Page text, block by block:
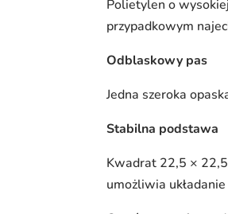
Polietylen o
przypadkowym
Odblaskowy pas
Jedna szeroka
Stabilna podstawa
Kwadrat 22,5 × 22,5
umożliwia